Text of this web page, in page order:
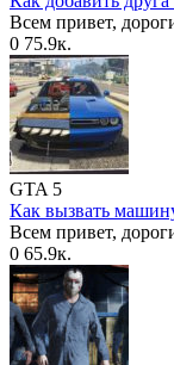
Всем привет,
0 75.9к.
GTA 5
Как вызвать
Всем привет,
0 65.9к.